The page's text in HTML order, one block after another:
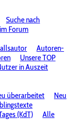
Suche nach
Forum
Autoren-
Unsere TOP
in Auszeit
überarbeitet
Neu
(KdT)
Alle